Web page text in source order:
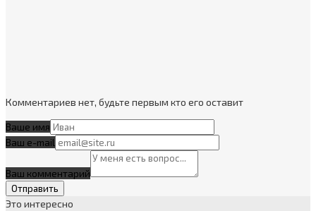
Комментариев нет, будьте первым кто его оставит
Ваше имя
Ваш e-mail
Ваш комментарий
Это интересно